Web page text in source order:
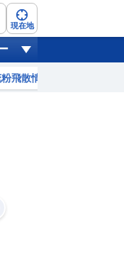
現在地
飛散情報